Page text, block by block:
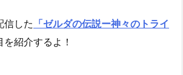
した 「ゼルダの伝説ー神々のトライ
を紹介するよ！